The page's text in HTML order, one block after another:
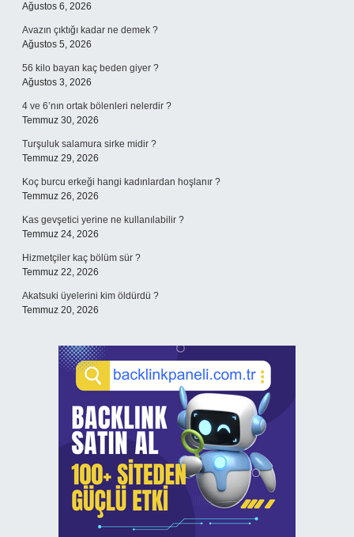
Ağustos 6, 2026
Avazın çıktığı kadar ne demek ?
Ağustos 5, 2026
56 kilo bayan kaç beden giyer ?
Ağustos 3, 2026
4 ve 6’nın ortak bölenleri nelerdir ?
Temmuz 30, 2026
Turşuluk salamura sirke midir ?
Temmuz 29, 2026
Koç burcu erkeği hangi kadınlardan hoşlanır ?
Temmuz 26, 2026
Kas gevşetici yerine ne kullanılabilir ?
Temmuz 24, 2026
Hizmetçiler kaç bölüm sür ?
Temmuz 22, 2026
Akatsuki üyelerini kim öldürdü ?
Temmuz 20, 2026